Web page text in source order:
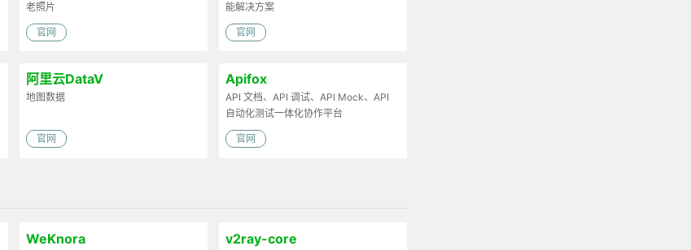
老照片
官网
能解决方案
官网
阿里云DataV
地图数据
官网
Apifox
API 文档、API 调试、API Mock、API
自动化测试一体化协作平台
官网
WeKnora v2ray-core